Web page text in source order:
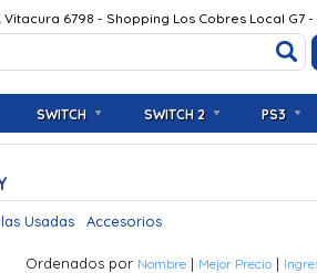
Vitacura 6798 - Shopping Los Cobres Local G7
SWITCH SWITCH 2 PS3
Usadas Accesorios
Ordenados por Nombre | Mejor Precio |